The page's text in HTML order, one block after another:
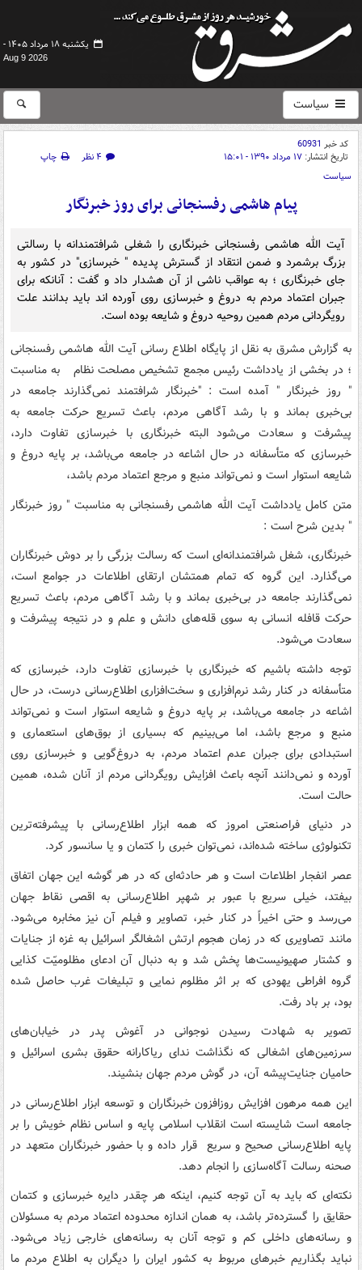
یکشنبه ۱۸ مرداد ۱۴۰۵ -
Aug 9 2026
سیاست
کد خبر 60931
تاریخ انتشار: ۱۷ مرداد ۱۳۹۰ - ۱۵:۰۱ ۴ نظر
چاپ
سیاست
پیام هاشمی رفسنجانی برای روز خبرنگار
آیت الله هاشمی رفسنجانی خبرنگاری را شغلی شرافتمندانه‌ با رسالتی
بزرگ برشمرد و ضمن انتقاد از گسترش پدیده " خبرسازی" در کشور به
جای خبرنگاری ؛ به عواقب ناشی از آن هشدار داد و گفت : آنانکه برای
جبران اعتماد مردم به دروغ و خبرسازی روی آورده اند باید بدانند علت
رویگردانی مردم همین روحیه دروغ و شایعه بوده است.
به گزارش مشرق به نقل از پایگاه اطلاع رسانی آیت الله هاشمی رفسنجانی
؛ در بخشی از یادداشت رئیس مجمع تشخیص مصلحت نظام به مناسبت
" روز خبرنگار " آمده است : "خبرنگار شرافتمند نمی‌گذارند جامعه در
بی‌خبری بماند و با رشد آگاهی مردم، باعث تسریع حرکت جامعه به
پیشرفت و سعادت می‌شود البته خبرنگاری با خبرسازی تفاوت دارد،
خبرسازی که متأسفانه در حال اشاعه در جامعه می‌باشد، بر پایه دروغ و
شایعه استوار است و نمی‌تواند منبع و مرجع اعتماد مردم باشد،
متن کامل یادداشت آیت الله هاشمی رفسنجانی به مناسبت " روز خبرنگار
" بدین شرح است :
خبرنگاری، شغل شرافتمندانه‌ای است که رسالت بزرگی را بر دوش خبرنگاران
می‌گذارد. این گروه که تمام همتشان ارتقای اطلاعات در جوامع است،
نمی‌گذارند جامعه در بی‌خبری بماند و با رشد آگاهی مردم، باعث تسریع
حرکت قافله انسانی به سوی قله‌های دانش و علم و در نتیجه پیشرفت و
سعادت می‌شود.
توجه داشته باشیم که خبرنگاری با خبرسازی تفاوت دارد، خبرسازی که
متأسفانه در کنار رشد نرم‌افزاری و سخت‌افزاری اطلاع‌رسانی درست، در حال
اشاعه در جامعه می‌باشد، بر پایه دروغ و شایعه استوار است و نمی‌تواند
منبع و مرجع باشد، اما می‌بینیم که بسیاری از بوق‌های استعماری و
استبدادی برای جبران عدم اعتماد مردم، به دروغ‌گویی و خبرسازی روی
آورده و نمی‌دانند آنچه باعث افزایش رویگردانی مردم از آنان شده، همین
حالت است.
در دنیای فراصنعتی امروز که همه ابزار اطلاع‌رسانی با پیشرفته‌ترین
تکنولوژی ساخته شده‌اند، نمی‌توان خبری را کتمان و یا سانسور کرد.
عصر انفجار اطلاعات است و هر حادثه‌ای که در هر گوشه این جهان اتفاق
بیفتد، خیلی سریع با عبور بر شهپر اطلاع‌رسانی به اقصی نقاط جهان
می‌رسد و حتی اخیراً در کنار خبر، تصاویر و فیلم آن نیز مخابره می‌شود.
مانند تصاویری که در زمان هجوم ارتش اشغالگر اسرائیل به غزه از جنایات
و کشتار صهیونیست‌ها پخش شد و به دنبال آن ادعای مظلومیّت کذایی
گروه افراطی یهودی که بر اثر مظلوم نمایی و تبلیغات غرب حاصل شده
بود، بر باد رفت.
تصویر به شهادت رسیدن نوجوانی در آغوش پدر در خیابان‌های
سرزمین‌های اشغالی که نگذاشت ندای ریاکارانه حقوق بشری اسرائیل و
حامیان جنایت‌پیشه آن، در گوش مردم جهان بنشیند.
این همه مرهون افزایش روزافزون خبرنگاران و توسعه ابزار اطلاع‌رسانی در
جامعه است شایسته است انقلاب اسلامی پایه و اساس نظام خویش را بر
پایه اطلاع‌رسانی صحیح و سریع قرار داده و با حضور خبرنگاران متعهد در
صحنه رسالت آگاه‌سازی را انجام دهد.
نکته‌ای که باید به آن توجه کنیم، اینکه هر چقدر دایره خبرسازی و کتمان
حقایق را گسترده‌تر باشد، به همان اندازه محدوده اعتماد مردم به مسئولان
و رسانه‌های داخلی کم و توجه آنان به رسانه‌های خارجی زیاد می‌شود.
نباید بگذاریم خبرهای مربوط به کشور ایران را دیگران به اطلاع مردم ما